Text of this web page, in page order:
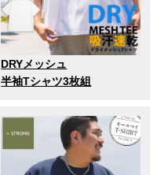
DRYメッシュ
半袖Tシャツ3枚組